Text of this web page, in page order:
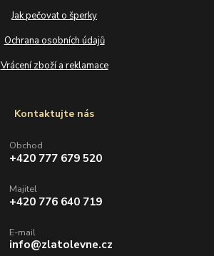
Jak pečovat o šperky
Ochrana osobních údajů
Vrácení zboží a reklamace
Kontaktujte nás
Obchod
+420 777 679 520
Majitel
+420 776 640 719
E-mail
info@zlatolevne.cz